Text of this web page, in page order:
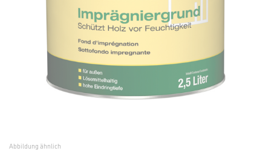
Abbildung ähnlich